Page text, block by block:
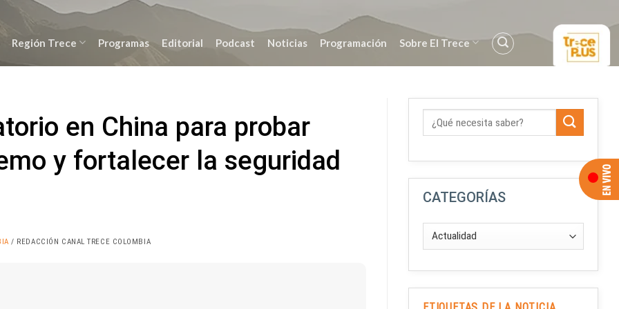
Región Trece Programas Editorial Podcast Noticias Programación Sobre El Trece
en China para probar
y fortalecer la seguridad
/ REDACCIÓN CANAL TRECE COLOMBIA
CATEGORÍAS